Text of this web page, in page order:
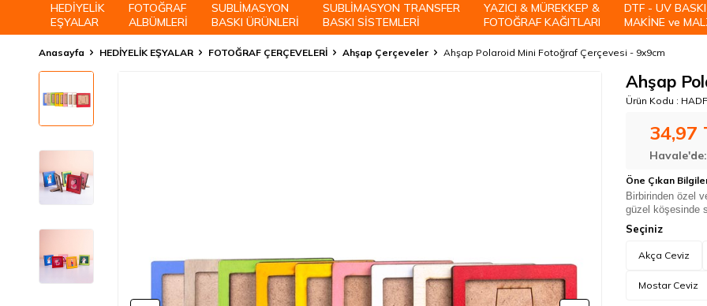
HEDİYELİK
EŞYALAR
FOTOĞRAF
ALBÜMLERİ
SUBLİMASYON
BASKI ÜRÜNLERİ
SUBLİMASYON TRANSFER
BASKI SİSTEMLERİ
YAZICI & MÜREKKEP &
FOTOĞRAF KAĞITLARI
DTF - UV BASKI
MAKİNE ve
Anasayfa HEDİYELİK EŞYALAR FOTOĞRAF ÇERÇEVELERİ Ahşap Çerçeveler Ahşap Polaroid Mini Fotoğraf Çerçevesi - 9x9cm
Ahşap
Ürün Kodu :
34,97
Havale'de:
Öne Çıkan
Birbirinden özel
güzel köşesinde
Seçiniz
Akça Ceviz
Mostar Ceviz